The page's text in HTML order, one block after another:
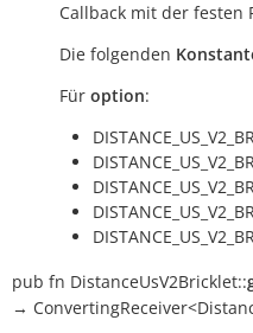
Callback mit der festen
Die folgenden
Für option:
pub fn DistanceUsV2Bricklet::
→